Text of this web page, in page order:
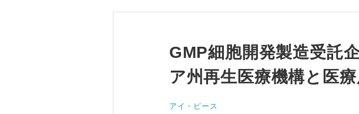
GMP細胞開発製造受託
ア州再生医療機構と医
アイ・ピース